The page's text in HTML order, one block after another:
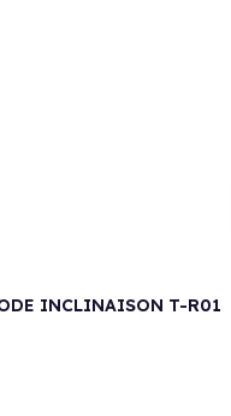
INCLINAISON T-R01